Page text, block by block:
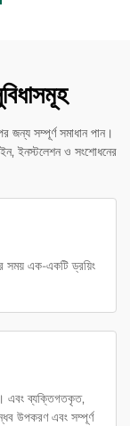
জন্য সম্পূর্ণ সমাধান পান।
ইনস্টলেশন ও সংশোধনের
সময় এক-একটি ড্রয়িং
এবং ব্যক্তিগতকৃত,
উপকরণ এবং সম্পূর্ণ